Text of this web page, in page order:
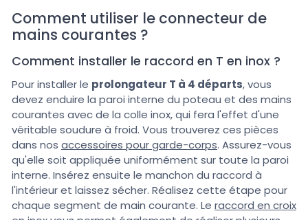
Comment utiliser le connecteur de
mains courantes ?
Comment installer le raccord en T en inox ?
Pour installer le prolongateur T à 4 départs, vous
devez enduire la paroi interne du poteau et des mains
courantes avec de la colle inox, qui fera l'effet d'une
véritable soudure à froid. Vous trouverez ces pièces
dans nos accessoires pour garde-corps. Assurez-vous
qu'elle soit appliquée uniformément sur toute la paroi
interne. Insérez ensuite le manchon du raccord à
l'intérieur et laissez sécher. Réalisez cette étape pour
chaque segment de main courante. Le raccord en croix